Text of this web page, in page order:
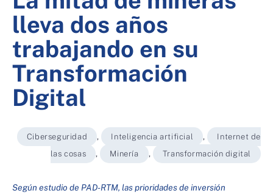
lleva dos años
trabajando en su
Transformación
Digital
Ciberseguridad , Inteligencia artificial ,
Internet de
las cosas
, Minería , Transformación digital
Según estudio de PAD-RTM, las prioridades de inversión